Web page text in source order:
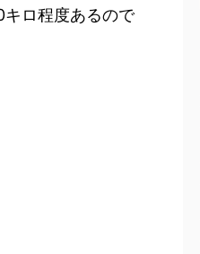
ロ程度あるので